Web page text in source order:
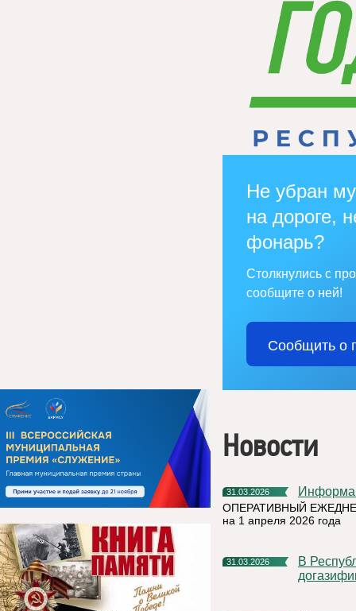
Не убран
на дороге,
фонарь?
Столкнулись с
сообщите о ней!
Сообщить о
Новости
31.03.2026
ОПЕРАТИВНЫЙ
на 1 апреля 2026 года
31.03.2026
В Республике Коми продолжается программа социальной